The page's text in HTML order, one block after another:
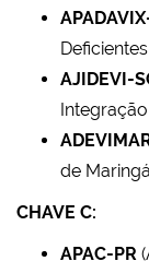
AJIDEVI-
de
CHAVE C:
APAC-PR